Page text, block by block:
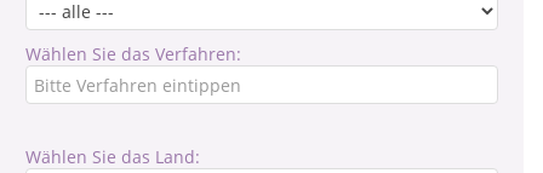
Wählen Sie das Verfahren:
Wählen Sie das Land: